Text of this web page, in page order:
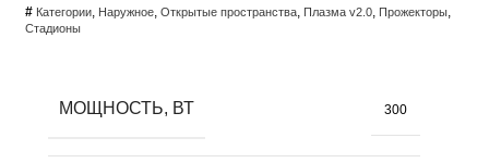
# Категории, Наружное, Открытые пространства, Плазма v2.0, Прожекторы,
Стадионы
МОЩНОСТЬ, ВТ 300